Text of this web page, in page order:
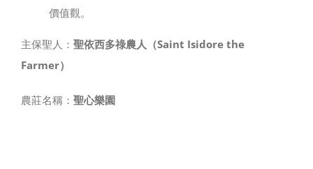
價值觀。
主保聖人： 聖依西多祿農人（Saint Isidore the
Farmer）
農莊名稱： 聖心樂園